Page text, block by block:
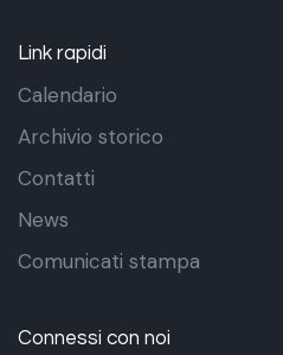
Link rapidi
Calendario
Archivio storico
Contatti
News
Comunicati stampa
Connessi con noi